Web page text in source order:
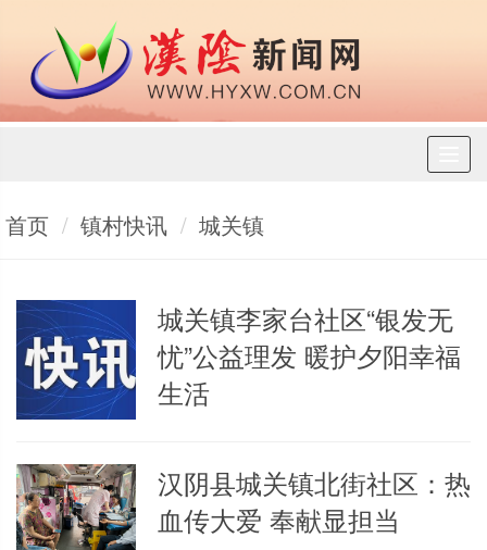
首页 镇村快讯 城关镇
城关镇李家台社区“银发无
忧”公益理发 暖护夕阳幸福
生活
汉阴县城关镇北街社区：热
血传大爱 奉献显担当